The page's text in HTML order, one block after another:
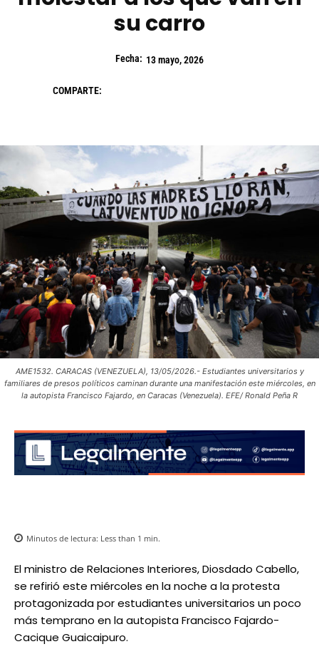
su carro
Fecha: 13 mayo, 2026
COMPARTE:
AME1532. CARACAS (VENEZUELA), 13/05/2026.- Estudiantes universitarios y
familiares de presos políticos caminan durante una manifestación este miércoles, en
la autopista Francisco Fajardo, en Caracas (Venezuela). EFE/ Ronald Peña R
Minutos de lectura: Less than 1 min.
El ministro de Relaciones Interiores, Diosdado Cabello,
se refirió este miércoles en la noche a la protesta
protagonizada por estudiantes universitarios un poco
más temprano en la autopista Francisco Fajardo-
Cacique Guaicaipuro.